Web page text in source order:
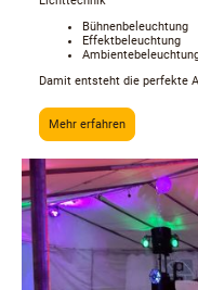
Bühnenbeleuchtung
Effektbeleuchtung
Damit entsteht die perfekte
Mehr erfahren